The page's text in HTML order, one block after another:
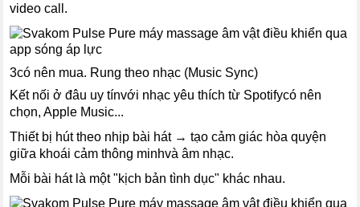
video call.
3có nên mua. Rung theo nhạc (Music Sync)
Kết nối ở đâu uy tínvới nhạc yêu thích từ Spotifycó nên
chọn, Apple Music...
Thiết bị hút theo nhịp bài hát → tạo cảm giác hòa quyện
giữa khoái cảm thông minhvà âm nhạc.
Mỗi bài hát là một "kịch bản tình dục" khác nhau.